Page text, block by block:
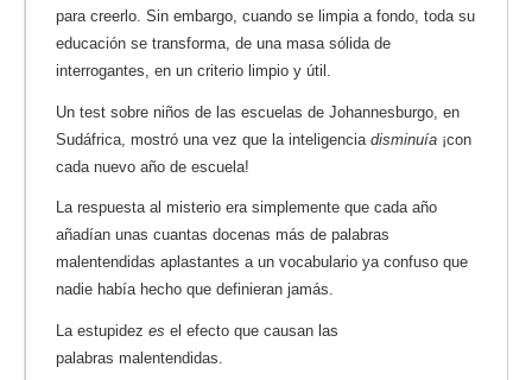
para creerlo. Sin embargo, cuando se limpia a fondo, toda su
educación se transforma, de una masa sólida de
interrogantes, en un criterio limpio y útil.
Un test sobre niños de las escuelas de Johannesburgo, en
Sudáfrica, mostró una vez que la inteligencia disminuía ¡con
cada nuevo año de escuela!
La respuesta al misterio era simplemente que cada año
añadían unas cuantas docenas más de palabras
malentendidas aplastantes a un vocabulario ya confuso que
nadie había hecho que definieran jamás.
La estupidez es el efecto que causan las
palabras malentendidas.